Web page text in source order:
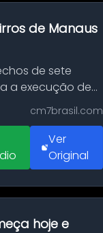
de Manaus
de sete
a execução de
cm7brasil.com
Ver
Original
hoje e